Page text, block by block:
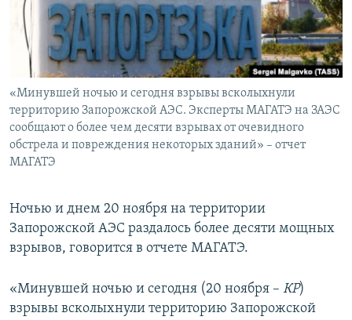
ПОБЕДИТЕЛЕЙ НЕ СУДЯТ?
КРЫМ.НЕПОКОРЕННЫЙ
ELIFBE
УКРАИНСКАЯ ПРОБЛЕМА КРЫМА
ПРИСОЕДИНЯЙТЕСЬ!
Все сайты RFE/RL
«Минувшей ночью и сегодня взрывы всколыхнули
территорию Запорожской АЭС. Эксперты МАГАТЭ на ЗАЭС
сообщают о более чем десяти взрывах от очевидного
обстрела и повреждения некоторых зданий» – отчет
МАГАТЭ
Ночью и днем 20 ноября на территории
Запорожской АЭС раздалось более десяти мощных
взрывов, говорится в отчете МАГАТЭ.
«Минувшей ночью и сегодня (20 ноября – КР)
взрывы всколыхнули территорию Запорожской